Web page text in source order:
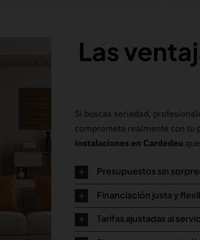
Las
Si buscas seriedad,
comprometa realmente con tu
instalaciones en Cardedeu
Presupuestos sin
Financiación justa y
Tarifas ajustadas al